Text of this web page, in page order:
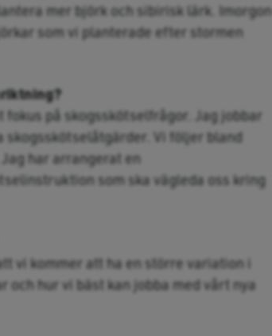
mer björk och sibirisk lärk. Imorgon
som vi planterade efter stormen
fokus på skogsskötselfrågor. Jag jobbar
skogsskötselåtgärder. Vi följer bland
har arrangerat en
som ska vägleda oss kring
vi kommer att ha en större variation i
och hur vi bäst kan jobba med vårt nya